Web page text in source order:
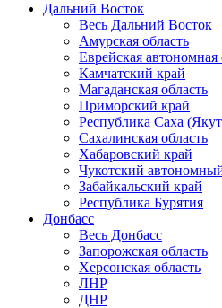
Дальний Восток
Весь Дальний Восток
Амурская область
Еврейская автономная
Камчатский край
Магаданская область
Приморский край
Республика Саха
Сахалинская область
Хабаровский край
Чукотский
Забайкальский край
Республика Бурятия
Донбасс
Весь Донбасс
Запорожская область
Херсонская область
ЛНР
ДНР